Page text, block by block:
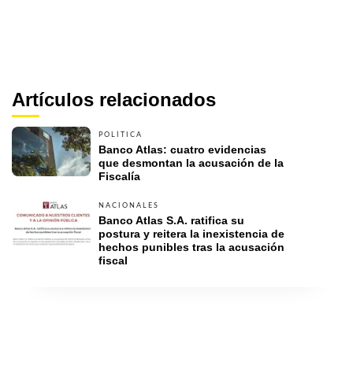
Artículos relacionados
POLÍTICA
Banco Atlas: cuatro evidencias
que desmontan la acusación de la
Fiscalía
NACIONALES
Banco Atlas S.A. ratifica su
postura y reitera la inexistencia de
hechos punibles tras la acusación
fiscal